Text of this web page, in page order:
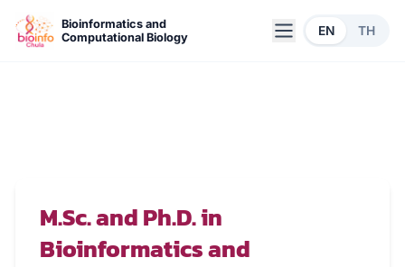
Skip to main content
Bioinformatics and
Computational Biology
EN TH
M.Sc. and Ph.D. in
Bioinformatics and